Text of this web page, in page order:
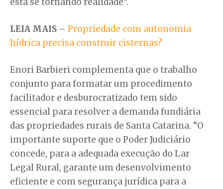
LEIA MAIS – Propriedade com autonomia
hídrica precisa construir cisternas?
Enori Barbieri complementa que o trabalho
conjunto para formatar um procedimento
facilitador e desburocratizado tem sido
essencial para resolver a demanda fundiária
das propriedades rurais de Santa Catarina. “O
importante suporte que o Poder Judiciário
concede, para a adequada execução do Lar
Legal Rural, garante um desenvolvimento
eficiente e com segurança jurídica para a